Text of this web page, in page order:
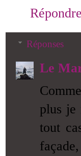
Réponses
Le
plus je
tout